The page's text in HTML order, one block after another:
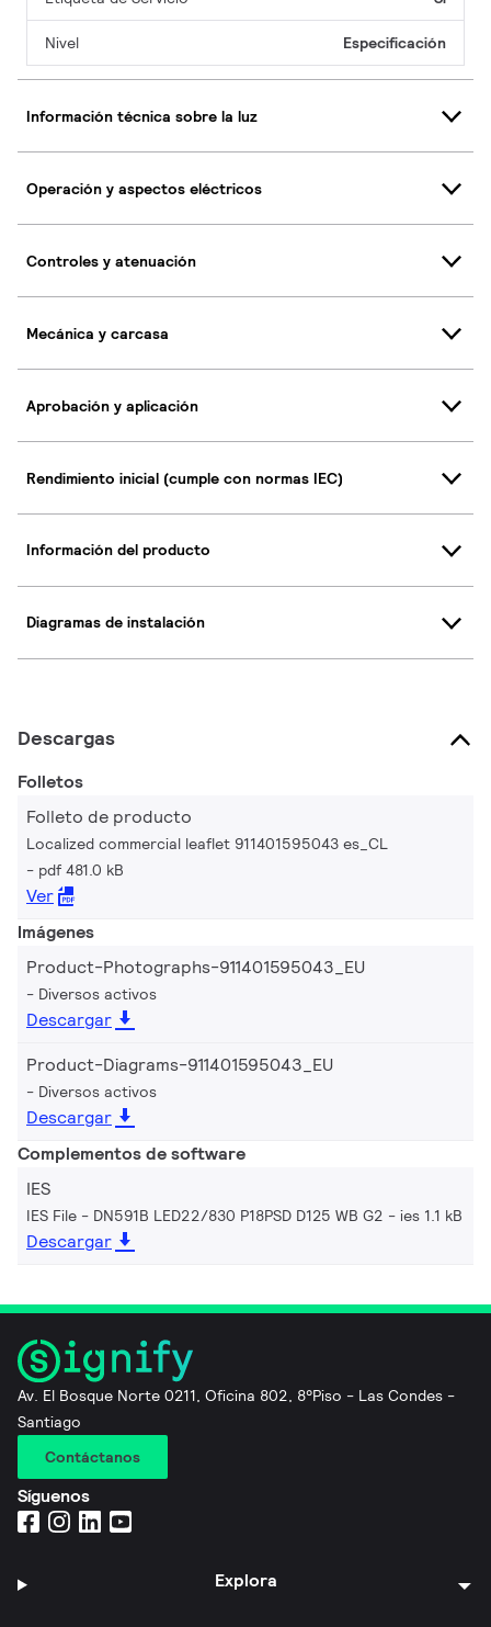
Nivel Especificación
Información técnica sobre la luz
Operación y aspectos eléctricos
Controles y atenuación
Mecánica y carcasa
Aprobación y aplicación
Rendimiento inicial (cumple con normas IEC)
Información del producto
Diagramas de instalación
Descargas
Folletos
Folleto de producto
Localized commercial leaflet 911401595043 es_CL
pdf 481.0 kB
Ver
Imágenes
Product-Photographs-911401595043_EU
Diversos activos
Descargar
Product-Diagrams-911401595043_EU
Diversos activos
Descargar
Complementos de software
IES
IES File - DN591B LED22/830 P18PSD D125 WB G2 ies 1.1 kB
Descargar
Av. El Bosque Norte 0211, Oficina 802, 8°Piso - Las Condes -
Santiago
Contáctanos
Síguenos
Explora